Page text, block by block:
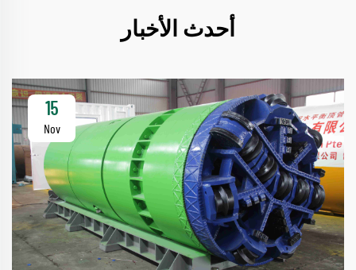
أحدث الأخبار
15
Nov